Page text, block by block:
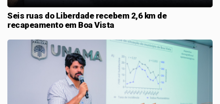
Seis ruas do Liberdade recebem 2,6 km de
recapeamento em Boa Vista